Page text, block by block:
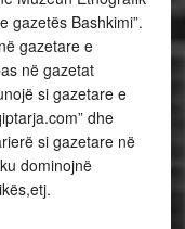
gazetës Bashkimi”.
gazetare e
në gazetat
si gazetare e
dhe
si gazetare në
dominojnë